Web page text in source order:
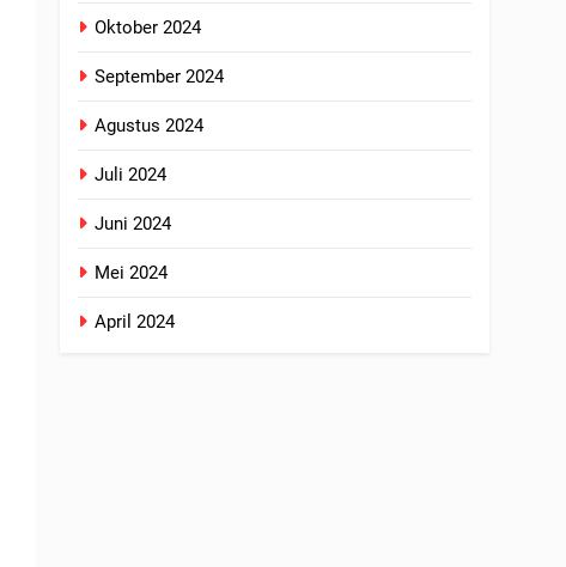
Oktober 2024
September 2024
Agustus 2024
Juli 2024
Juni 2024
Mei 2024
April 2024